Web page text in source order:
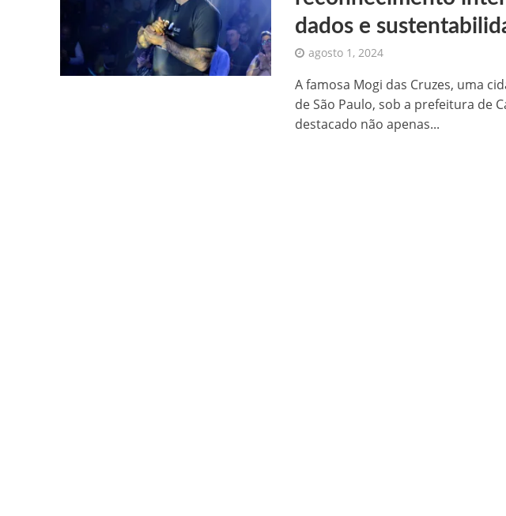
dados e
agosto 1, 2024
A famosa Mogi das Cruzes, uma
de São Paulo, sob a prefeitura de
destacado não apenas...